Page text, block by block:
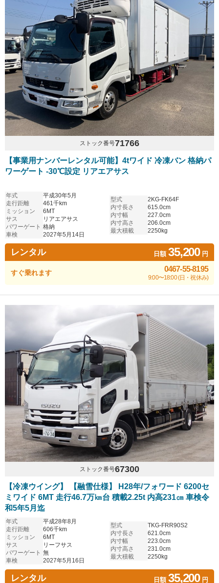
ストック番号71766
【事業用ナンバーレンタル可能】4tワイド 冷凍バン 格納パ
ワーゲート -30℃設定 リアエアサス
年式
平成30年5月
走行距離
461千km
ミッション
6MT
サス
リアエアサス
パワーゲート 格納
車検
2027年5月14日
型式
2KG-FK64F
内寸長さ
615.0cm
内寸幅
227.0cm
内寸高さ
206.0cm
最大積載
2250kg
レンタル 日額35,200円
すぐ乗れます 0467-55-8195
9:00〜18:00 (日・祝休み)
ストック番号67300
【冷凍ウイング】 【融雪仕様】 H28年/フォワード 6200セ
ミワイド 6MT 走行46.7万㎞台 積載2.25t 内高231㎝ 車検令
和5年5月迄
年式
平成28年8月
走行距離
606千km
ミッション
6MT
サス
リーフサス
パワーゲート 無
車検
2027年5月16日
型式
TKG-FRR90S2
内寸長さ
621.0cm
内寸幅
223.0cm
内寸高さ
231.0cm
最大積載
2250kg
レンタル 日額35,200円